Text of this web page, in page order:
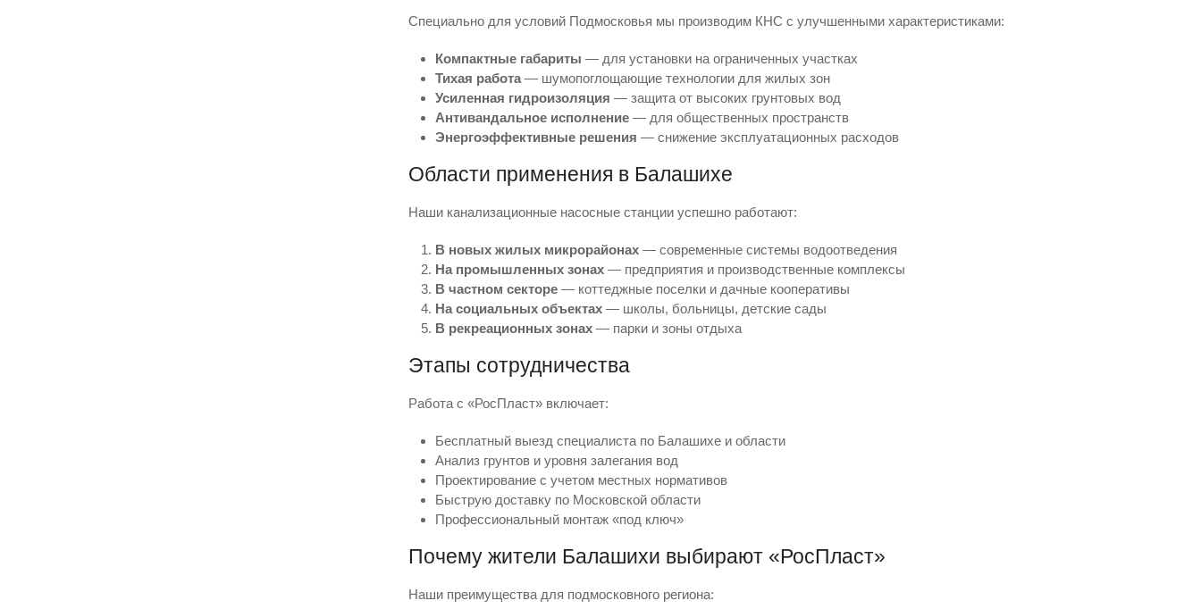
Специально для условий Подмосковья мы производим КНС с улучшенными характеристиками:
Компактные габариты — для установки на ограниченных участках
Тихая работа— шумопоглощающие технологии для жилых зон
Усиленная гидроизоляция — защита от высоких грунтовых вод
Антивандальное исполнение— для общественных пространств
Энергоэффективные решения — снижение эксплуатационных расходов
Области применения в Балашихе
Наши канализационные насосные станции успешно работают:
В новых жилых микрорайонах— современные системы водоотведения
На промышленных зонах— предприятия и производственные комплексы
В частном секторе— коттеджные поселки и дачные кооперативы
На социальных объектах— школы, больницы, детские сады
В рекреационных зонах— парки и зоны отдыха
Этапы сотрудничества
Работа с «РосПласт» включает:
Бесплатный выезд специалиста по Балашихе и области
Анализ грунтов и уровня залегания вод
Проектирование с учетом местных нормативов
Быструю доставку по Московской области
Профессиональный монтаж «под ключ»
Почему жители Балашихи выбирают «РосПласт»
Наши преимущества для подмосковного региона: